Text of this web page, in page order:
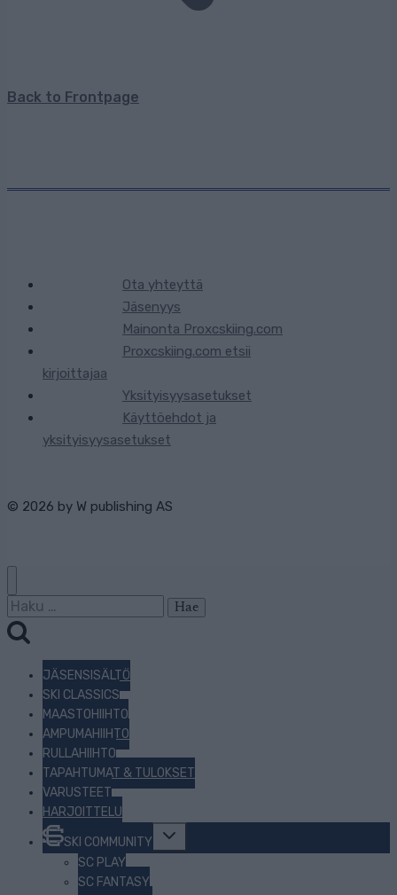
Back to Frontpage
Ota yhteyttä
Jäsenyys
Mainonta Proxcskiing.com
Proxcskiing.com etsii
kirjoittajaa
Yksityisyysasetukset
Käyttöehdot ja
yksityisyysasetukset
© 2026 by W publishing AS
Haku:
JÄSENSISÄLTÖ
SKI CLASSICS
MAASTOHIIHTO
AMPUMAHIIHTO
RULLAHIIHTO
TAPAHTUMAT & TULOKSET
VARUSTEET
HARJOITTELU
SKI COMMUNITY
Toggle
child
menu
SC PLAY
SC FANTASY